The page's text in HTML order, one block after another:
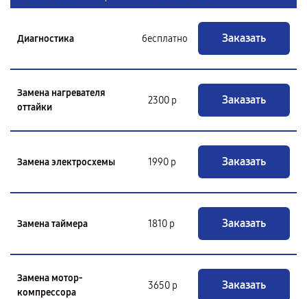
Диагностика бесплатно Заказать
Замена нагревателя
оттайки
2300 р Заказать
Замена электросхемы 1990 р Заказать
Замена таймера 1810 р Заказать
Замена мотор-
компрессора
3650 р Заказать